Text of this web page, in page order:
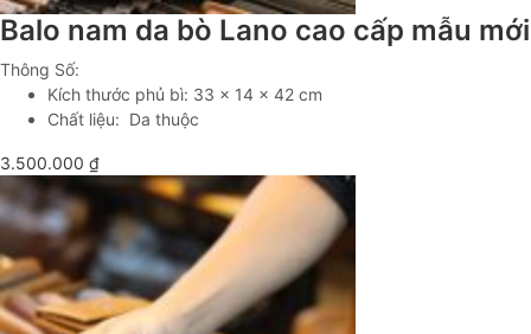
Balo nam da bò Lano cao cấp mẫu
Thông Số:
Kích thước phủ bì: 33 x 14 x 42 cm
Chất liệu: Da thuộc
3.500.000 ₫